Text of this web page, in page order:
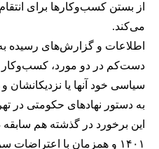
از بستن کسب‌وکارها برای
می‌کند.
اطلاعات و گزارش‌های رسیده
دست‌کم در دو مورد، کسب‌وکار
سیاسی خود آنها یا نزدیکانشان
به دستور نهادهای حکومتی در
این برخورد در گذشته هم سابقه
۱۴۰۱ و همزمان با